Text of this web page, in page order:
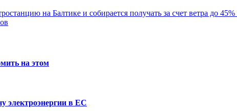
на Балтике и собирается получать за счет ветра до 45%
на этом
электроэнергии в ЕС